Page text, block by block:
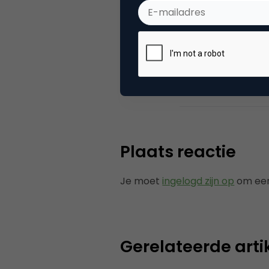
Categorie
Plaats reactie
Je moet ingelogd zijn op om
Gerelateerde